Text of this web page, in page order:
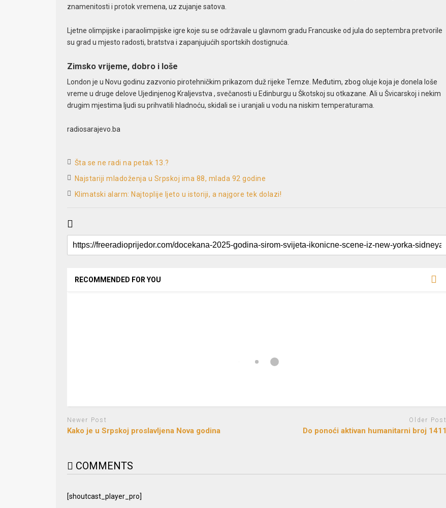
znamenitosti i protok vremena, uz zujanje satova.
Ljetne olimpijske i paraolimpijske igre koje su se održavale u glavnom gradu Francuske od jula do septembra pretvorile
su grad u mjesto radosti, bratstva i zapanjujućih sportskih dostignuća.
Zimsko vrijeme, dobro i loše
London je u Novu godinu zazvonio pirotehničkim prikazom duž rijeke Temze. Međutim, zbog oluje koja je donela loše
vreme u druge delove Ujedinjenog Kraljevstva , svečanosti u Edinburgu u Škotskoj su otkazane. Ali u Švicarskoj i nekim
drugim mjestima ljudi su prihvatili hladnoću, skidali se i uranjali u vodu na niskim temperaturama.
radiosarajevo.ba
Šta se ne radi na petak 13.?
Najstariji mladoženja u Srpskoj ima 88, mlada 92 godine
Klimatski alarm: Najtoplije ljeto u istoriji, a najgore tek dolazi!
RECOMMENDED FOR YOU
Newer Post
Kako je u Srpskoj proslavljena Nova godina
Older Post
Do ponoći aktivan humanitarni broj 1411
COMMENTS
[shoutcast_player_pro]